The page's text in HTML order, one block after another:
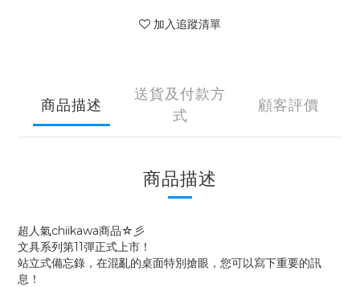
加入追蹤清單
商品描述
送貨及付款方
式
顧客評價
商品描述
超人氣chiikawa商品☆彡
文具系列第11彈正式上市！
站立式備忘錄，在混亂的桌面特別搶眼，您可以寫下重要的訊
息！